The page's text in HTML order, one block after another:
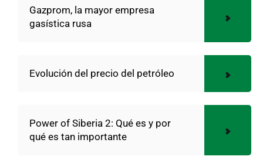
Gazprom, la mayor empresa
gasística rusa
Evolución del precio del petróleo
Power of Siberia 2: Qué es y por
qué es tan importante